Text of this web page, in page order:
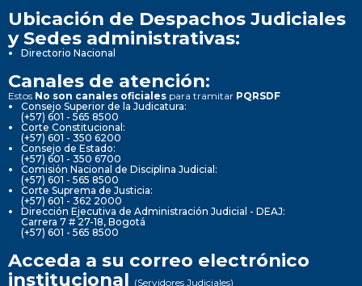
Ubicación de Despachos Judiciales
y Sedes administrativas:
Directorio Nacional
Canales de atención:
Estos No son canales oficiales para tramitar PQRSDF
Consejo Superior de la Judicatura:
(+57) 601 - 565 8500
Corte Constitucional:
(+57) 601 - 350 6200
Consejo de Estado:
(+57) 601 - 350 6700
Comisión Nacional de Disciplina Judicial:
(+57) 601 - 565 8500
Corte Suprema de Justicia:
(+57) 601 - 362 2000
Dirección Ejecutiva de Administración Judicial - DEAJ:
Carrera 7 # 27-18, Bogotá
(+57) 601 - 565 8500
Acceda a su correo electrónico
institucional (Servidores Judiciales)